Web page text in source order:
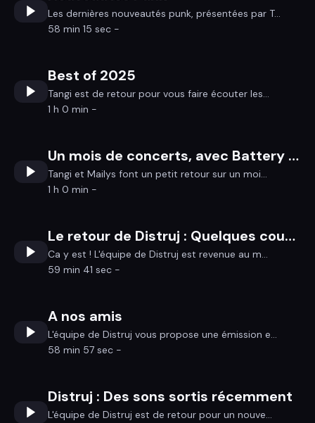
Les dernières nouveautés punk, présentées par T...
58 min 15 sec -
Best of 2025
Tangi est de retour pour vous faire écouter les...
1 h 0 min -
Un mois de concerts, avec Battery March
Tangi et Mailys font un petit retour sur un moi...
1 h 0 min -
Le retour de Distruj : Quelques coups d'éclats
Ca y est ! L'équipe de Distruj est revenue au m...
59 min 41 sec -
A nos amis
L'équipe de Distruj vous propose une émission e...
58 min 57 sec -
Distruj : Des sons sortis récemment
L'équipe de Distruj est de retour pour un nouve...